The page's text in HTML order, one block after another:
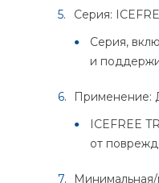
Серия:
Серия,
и
Применение:
ICEFREE
от
Минимальная/